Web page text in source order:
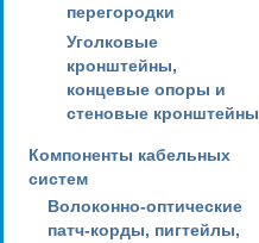
перегородки
Уголковые
кронштейны,
концевые опоры и
стеновые кронштейны
Компоненты кабельных
систем
Волоконно-оптические
патч-корды, пигтейлы,